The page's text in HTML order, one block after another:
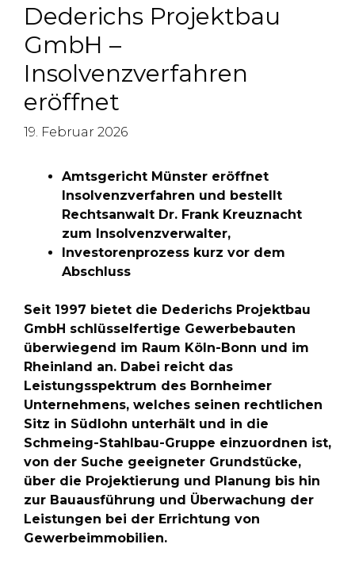
Dederichs Projektbau
GmbH –
Insolvenzverfahren
eröffnet
19. Februar 2026
Amtsgericht Münster eröffnet
Insolvenzverfahren und bestellt
Rechtsanwalt Dr. Frank Kreuznacht
zum Insolvenzverwalter,
Investorenprozess kurz vor dem
Abschluss
Seit 1997 bietet die Dederichs Projektbau
GmbH schlüsselfertige Gewerbebauten
überwiegend im Raum Köln-Bonn und im
Rheinland an. Dabei reicht das
Leistungsspektrum des Bornheimer
Unternehmens, welches seinen rechtlichen
Sitz in Südlohn unterhält und in die
Schmeing-Stahlbau-Gruppe einzuordnen ist,
von der Suche geeigneter Grundstücke,
über die Projektierung und Planung bis hin
zur Bauausführung und Überwachung der
Leistungen bei der Errichtung von
Gewerbeimmobilien.